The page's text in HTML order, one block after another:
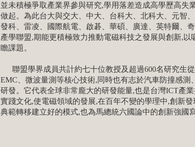
並未積極爭取產業界參與研究,學用落差造成高學歷高失
做起。為此台大與交大、中大、台科大、北科大、元智
發科、雷凌、國際航電、啟碁、華碩、廣達、英特爾、
產學聯盟,期能更積極致力推動電磁科技之發展與創新,
瞻課題。
聯盟學界成員共計約七十位教授及超過600名研究生
EMC、微波量測等核心技術,同時也有志於汽車防撞感
研發。它代表全球非常龐大的研發能量,也是台灣ICT產
實踐文化,使電磁領域的發展,在百年不變的學理中,創新
典範轉移建立好的模式,也為馬總統六國論中的創新強國